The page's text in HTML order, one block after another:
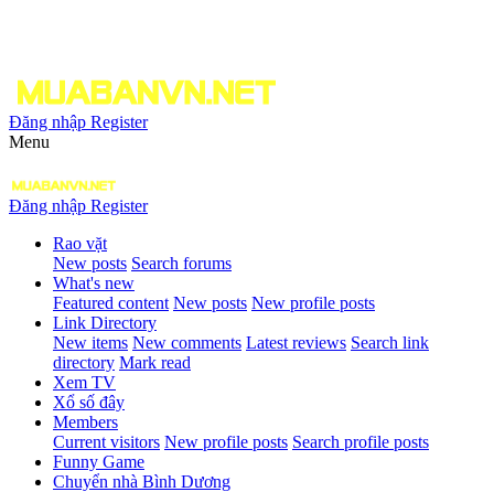
Đăng nhập Register
Menu
Đăng nhập Register
Rao vặt
New posts Search forums
What's new
Featured content New posts New profile posts
Link Directory
New items New comments Latest reviews Search link
directory Mark read
Xem TV
Xổ số đây
Members
Current visitors New profile posts Search profile posts
Funny Game
Chuyển nhà Bình Dương